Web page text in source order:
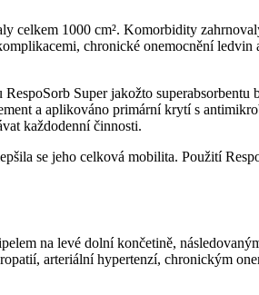
celkem 1000 cm². Komorbidity
chronické onemocnění ledvin
Super jakožto superabsorbentu
a aplikováno primární krytí s
každodenní činnosti.
se jeho celková mobilita. Použití
na levé dolní končetině,
arteriální hypertenzí, chronickým